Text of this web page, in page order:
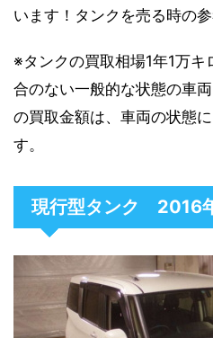
います！タンクを売る時の参
※タンクの買取相場1年1万
合のない一般的な状態の車
の買取金額は、車両の状態
す。
現行型タンク 2016